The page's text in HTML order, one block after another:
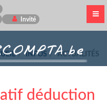
Invité
INFOS ACTUALITÉS
déduction